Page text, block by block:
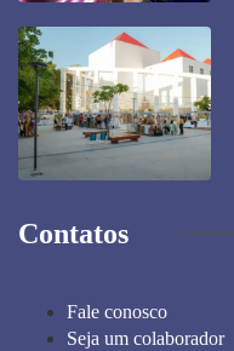
Contatos
Fale conosco
Seja um colaborador